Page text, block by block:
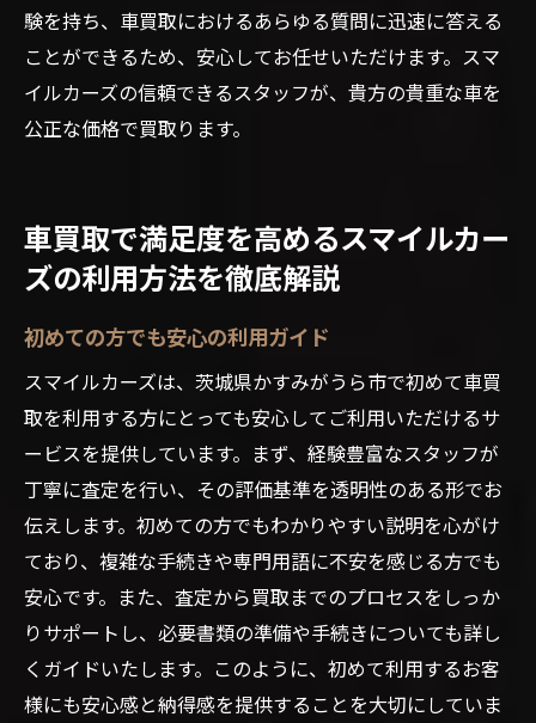
験を持ち、車買取におけるあらゆる質問に迅速に答える
ことができるため、安心してお任せいただけます。スマ
イルカーズの信頼できるスタッフが、貴方の貴重な車を
公正な価格で買取ります。
車買取で満足度を高めるスマイルカー
ズの利用方法を徹底解説
初めての方でも安心の利用ガイド
スマイルカーズは、茨城県かすみがうら市で初めて車買
取を利用する方にとっても安心してご利用いただけるサ
ービスを提供しています。まず、経験豊富なスタッフが
丁寧に査定を行い、その評価基準を透明性のある形でお
伝えします。初めての方でもわかりやすい説明を心がけ
ており、複雑な手続きや専門用語に不安を感じる方でも
安心です。また、査定から買取までのプロセスをしっか
りサポートし、必要書類の準備や手続きについても詳し
くガイドいたします。このように、初めて利用するお客
様にも安心感と納得感を提供することを大切にしていま